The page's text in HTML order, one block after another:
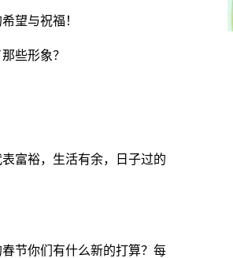
望与祝福！
些形象？
富裕，生活有余，日子过的
节你们有什么新的打算？每